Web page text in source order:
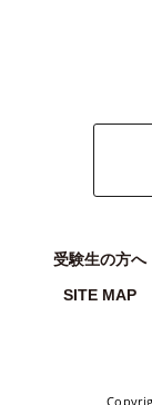
受験生の方へ
SITE MAP